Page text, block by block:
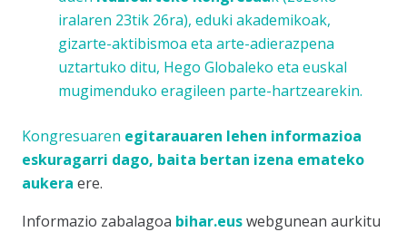
iralaren 23tik 26ra), eduki akademikoak,
gizarte-aktibismoa eta arte-adierazpena
uztartuko ditu, Hego Globaleko eta euskal
mugimenduko eragileen parte-hartzearekin.
Kongresuaren egitarauaren lehen informazioa
eskuragarri dago, baita bertan izena emateko
aukera ere.
Informazio zabalagoa bihar.euswebgunean aurkitu